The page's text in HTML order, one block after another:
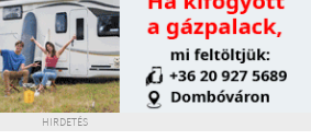
HIRDETÉS